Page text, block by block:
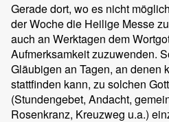
Gerade dort, wo es nicht
der Woche die Heilige Messe
auch an Werktagen dem
Aufmerksamkeit zuzuwenden.
Gläubigen an Tagen, an denen
stattfinden kann, zu solchen
(Stundengebet, Andacht,
Rosenkranz, Kreuzweg u.a.)